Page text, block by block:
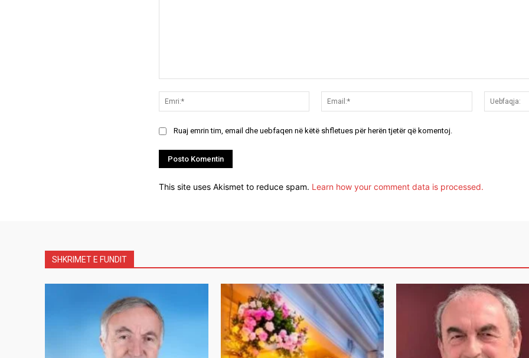
Emri:*
Email:*
Ruaj emrin tim, email dhe uebfaqen në këtë shfletues për herën tjetër që komentoj.
This site uses Akismet to reduce spam. Learn how your comment data is processed.
SHKRIMET E FUNDIT